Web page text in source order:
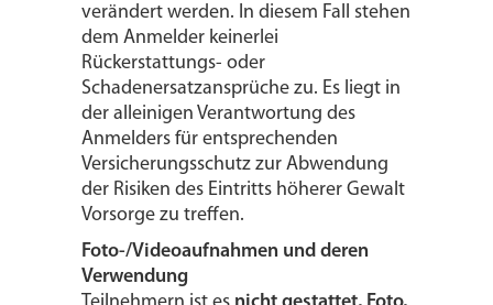
verändert werden. In diesem Fall stehen
dem Anmelder keinerlei
Rückerstattungs- oder
Schadenersatzansprüche zu. Es liegt in
der alleinigen Verantwortung des
Anmelders für entsprechenden
Versicherungsschutz zur Abwendung
der Risiken des Eintritts höherer Gewalt
Vorsorge zu treffen.
Foto-/Videoaufnahmen und deren
Verwendung